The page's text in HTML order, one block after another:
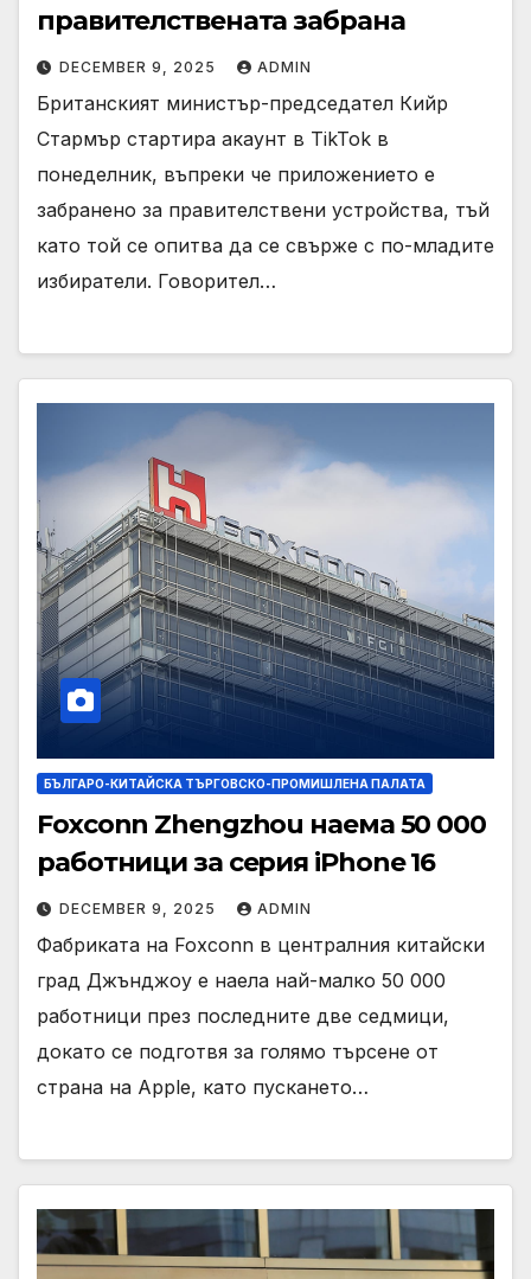
правителствената забрана
DECEMBER 9, 2025 ADMIN
Британският министър-председател Кийр
Стармър стартира акаунт в TikTok в
понеделник, въпреки че приложението е
забранено за правителствени устройства, тъй
като той се опитва да се свърже с по-младите
избиратели. Говорител…
БЪЛГАРО-КИТАЙСКА ТЪРГОВСКО-ПРОМИШЛЕНА ПАЛАТА
Foxconn Zhengzhou наема 50 000
работници за серия iPhone 16
DECEMBER 9, 2025 ADMIN
Фабриката на Foxconn в централния китайски
град Джънджоу е наела най-малко 50 000
работници през последните две седмици,
докато се подготвя за голямо търсене от
страна на Apple, като пускането…